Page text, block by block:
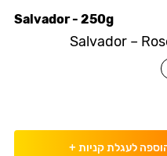
Salvador –
Salvador - 250g
לעגלת קניות +